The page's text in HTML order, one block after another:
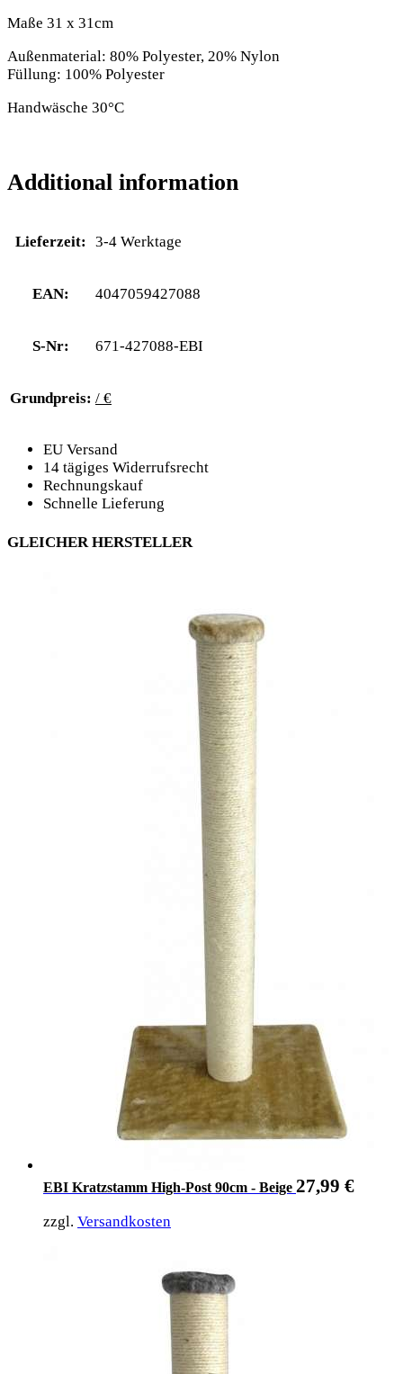
Maße 31 x 31cm
Außenmaterial: 80% Polyester, 20% Nylon
Füllung: 100% Polyester
Handwäsche 30°C
Additional information
Lieferzeit: 3-4 Werktage
EAN: 4047059427088
S-Nr: 671-427088-EBI
Grundpreis: / €
EU Versand
14 tägiges Widerrufsrecht
Rechnungskauf
Schnelle Lieferung
GLEICHER HERSTELLER
EBI Kratzstamm High-Post 90cm - Beige 27,99 €
zzgl. Versandkosten